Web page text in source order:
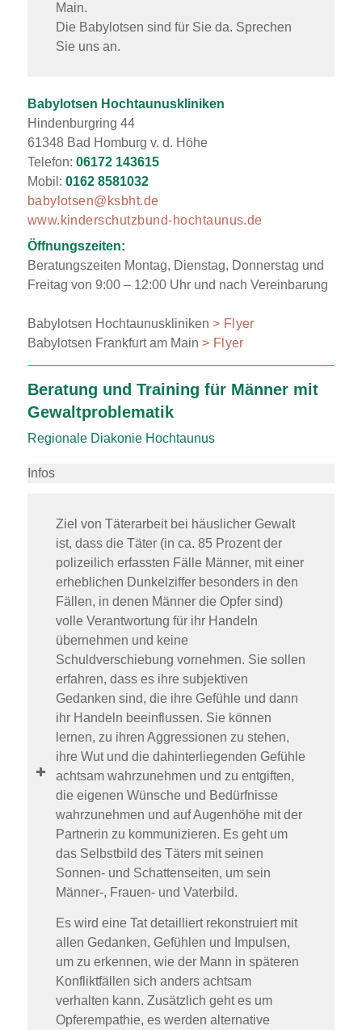
Main.
Die Babylotsen sind für Sie da. Sprechen
Sie uns an.
Babylotsen Hochtaunuskliniken
Hindenburgring 44
61348 Bad Homburg v. d. Höhe
Telefon: 06172 143615
Mobil: 0162 8581032
babylotsen@ksbht.de
www.kinderschutzbund-hochtaunus.de
Öffnungszeiten:
Beratungszeiten Montag, Dienstag, Donnerstag und
Freitag von 9:00 – 12:00 Uhr und nach Vereinbarung
Babylotsen Hochtaunuskliniken > Flyer
Babylotsen Frankfurt am Main > Flyer
Beratung und Training für Männer mit
Gewaltproblematik
Regionale Diakonie Hochtaunus
Infos
Ziel von Täterarbeit bei häuslicher Gewalt
ist, dass die Täter (in ca. 85 Prozent der
polizeilich erfassten Fälle Männer, mit einer
erheblichen Dunkelziffer besonders in den
Fällen, in denen Männer die Opfer sind)
volle Verantwortung für ihr Handeln
übernehmen und keine
Schuldverschiebung vornehmen. Sie sollen
erfahren, dass es ihre subjektiven
Gedanken sind, die ihre Gefühle und dann
ihr Handeln beeinflussen. Sie können
lernen, zu ihren Aggressionen zu stehen,
ihre Wut und die dahinterliegenden Gefühle
achtsam wahrzunehmen und zu entgiften,
die eigenen Wünsche und Bedürfnisse
wahrzunehmen und auf Augenhöhe mit der
Partnerin zu kommunizieren. Es geht um
das Selbstbild des Täters mit seinen
Sonnen- und Schattenseiten, um sein
Männer-, Frauen- und Vaterbild.
Es wird eine Tat detailliert rekonstruiert mit
allen Gedanken, Gefühlen und Impulsen,
um zu erkennen, wie der Mann in späteren
Konfliktfällen sich anders achtsam
verhalten kann. Zusätzlich geht es um
Opferempathie, es werden alternative